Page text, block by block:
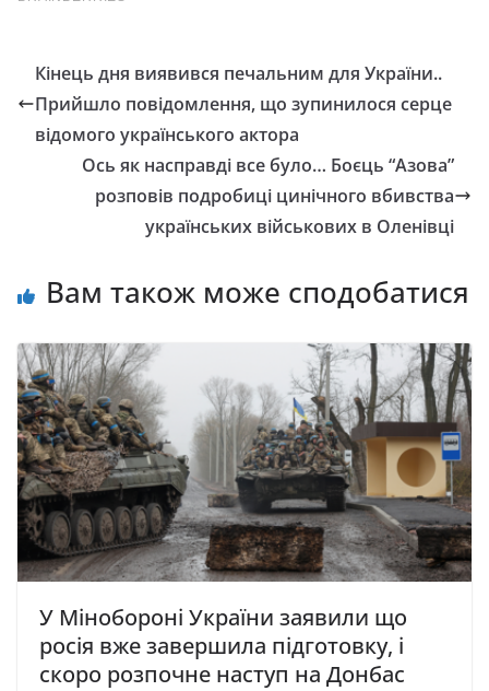
Кінець дня виявився печальним для України..
Прийшло повідомлення, що зупинилося серце
відомого українського актора
Ось як насправді все було… Боєць “Азова”
розповів подробиці цинічного вбивства
українських військових в Оленівці
Вам також може сподобатися
У Мінобороні України заявили що
росія вже завершила підготовку, і
скоро розпочне наступ на Донбас